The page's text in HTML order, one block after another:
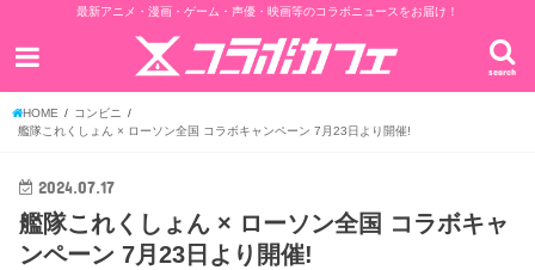
最新アニメ・漫画・ゲーム・声優・映画等のコラボニュースをお届け！
search
HOME
コンビニ
艦隊これくしょん × ローソン全国 コラボキャンペーン 7月23日より開催!
2024.07.17
艦隊これくしょん × ローソン全国 コラボキャ
ンペーン 7月23日より開催!